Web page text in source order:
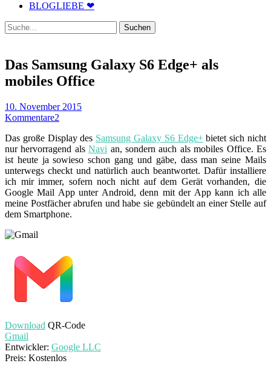
BLOGLIEBE ❤
Suche
Das Samsung Galaxy S6 Edge+ als
mobiles Office
10. November 2015
Kommentare2
Das große Display des Samsung Galaxy S6 Edge+bietet sich nicht
nur hervorragend alsNavi an, sondern auch als mobiles Office. Es
ist heute ja sowieso schon gang und gäbe, dass man seine Mails
unterwegs checkt und natürlich auch beantwortet. Dafür installiere
ich mir immer, sofern noch nicht auf dem Gerät vorhanden, die
Google Mail App unter Android, denn mit der App kann ich alle
meine Postfächer abrufen und habe sie gebündelt an einer Stelle auf
dem Smartphone.
Download QR-Code
Gmail
Entwickler: Google LLC
Preis: Kostenlos